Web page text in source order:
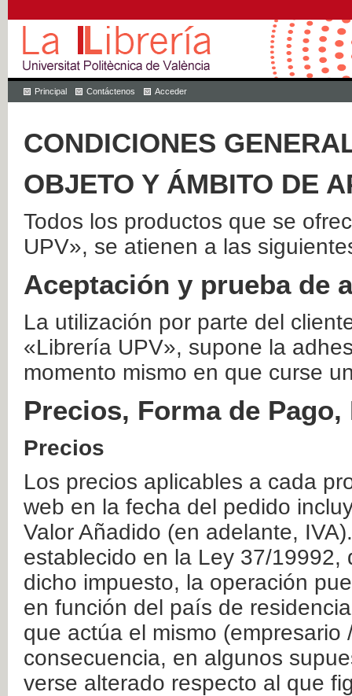
Principal Contáctenos Acceder
CONDICIONES
OBJETO Y ÁMBITO DE
Todos los productos que se
UPV», se atienen a las
Aceptación y prueba de
La utilización por parte del
«Librería UPV», supone la
momento mismo en que curse
Precios, Forma de
Precios
Los precios aplicables a cada
web en la fecha del pedido
Valor Añadido (en adelante,
establecido en la Ley 37/
dicho impuesto, la operación
en función del país de
que actúa el mismo
consecuencia, en algunos
verse alterado respecto al que